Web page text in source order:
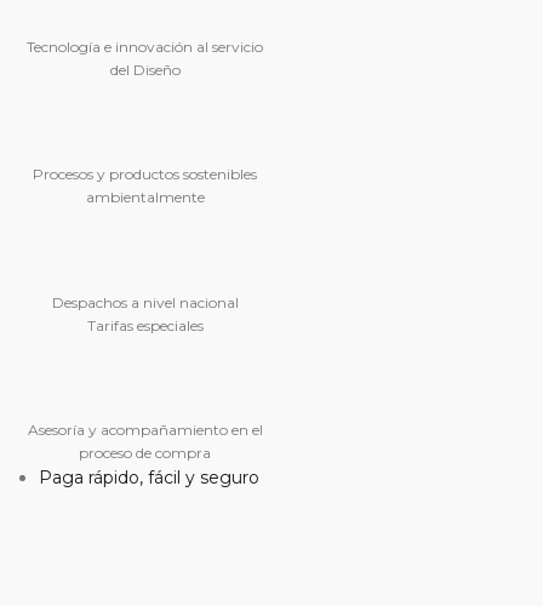
Tecnología e innovación al servicio
del Diseño
Procesos y productos sostenibles
ambientalmente
Despachos a nivel nacional
Tarifas especiales
Asesoría y acompañamiento en el
proceso de compra
Paga rápido, fácil y seguro